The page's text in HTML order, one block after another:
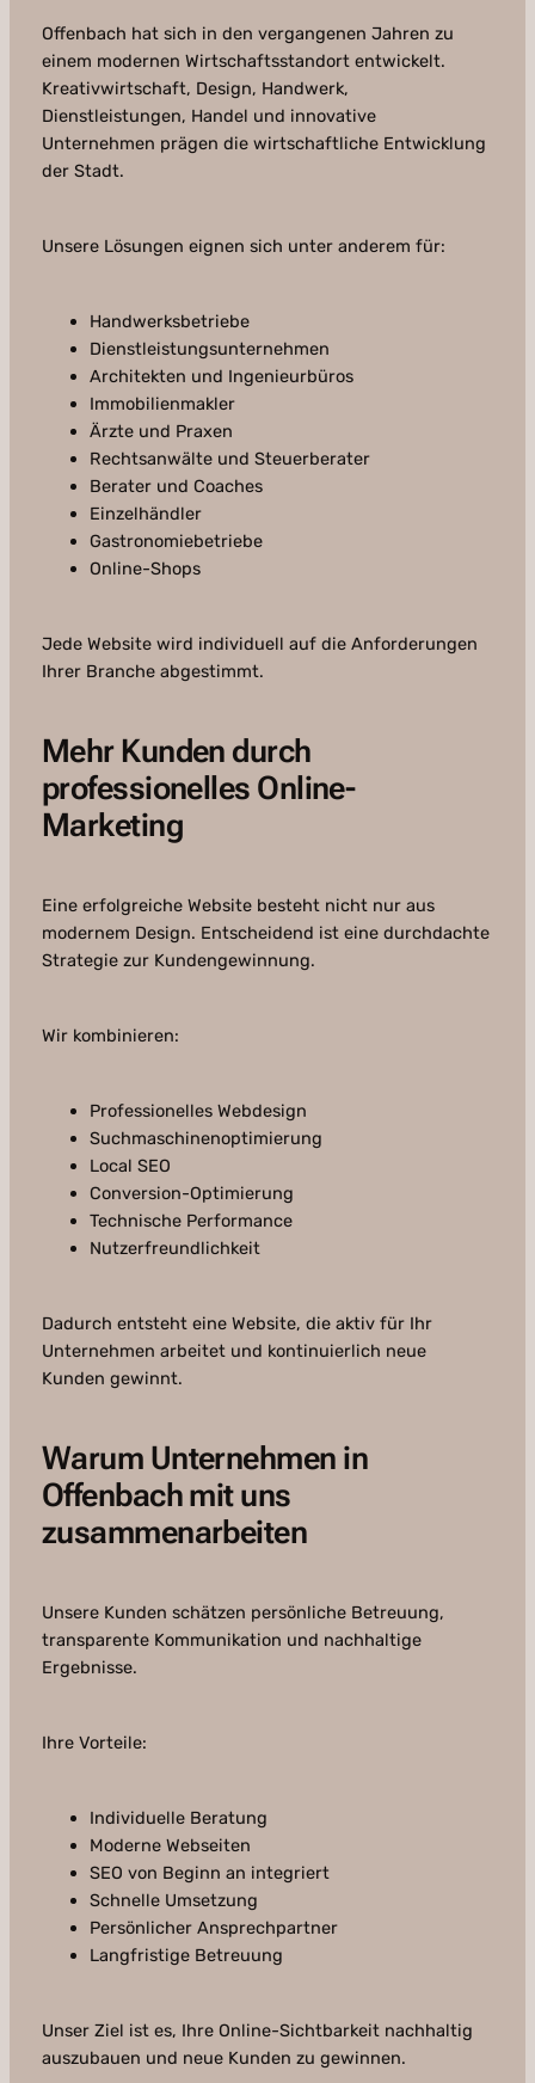
Offenbach hat sich in den vergangenen Jahren zu
einem modernen Wirtschaftsstandort entwickelt.
Kreativwirtschaft, Design, Handwerk,
Dienstleistungen, Handel und innovative
Unternehmen prägen die wirtschaftliche Entwicklung
der Stadt.
Unsere Lösungen eignen sich unter anderem für:
Handwerksbetriebe
Dienstleistungsunternehmen
Architekten und Ingenieurbüros
Immobilienmakler
Ärzte und Praxen
Rechtsanwälte und Steuerberater
Berater und Coaches
Einzelhändler
Gastronomiebetriebe
Online-Shops
Jede Website wird individuell auf die Anforderungen
Ihrer Branche abgestimmt.
Mehr Kunden durch
professionelles Online-
Marketing
Eine erfolgreiche Website besteht nicht nur aus
modernem Design. Entscheidend ist eine durchdachte
Strategie zur Kundengewinnung.
Wir kombinieren:
Professionelles Webdesign
Suchmaschinenoptimierung
Local SEO
Conversion-Optimierung
Technische Performance
Nutzerfreundlichkeit
Dadurch entsteht eine Website, die aktiv für Ihr
Unternehmen arbeitet und kontinuierlich neue
Kunden gewinnt.
Warum Unternehmen in
Offenbach mit uns
zusammenarbeiten
Unsere Kunden schätzen persönliche Betreuung,
transparente Kommunikation und nachhaltige
Ergebnisse.
Ihre Vorteile:
Individuelle Beratung
Moderne Webseiten
SEO von Beginn an integriert
Schnelle Umsetzung
Persönlicher Ansprechpartner
Langfristige Betreuung
Unser Ziel ist es, Ihre Online-Sichtbarkeit nachhaltig
auszubauen und neue Kunden zu gewinnen.